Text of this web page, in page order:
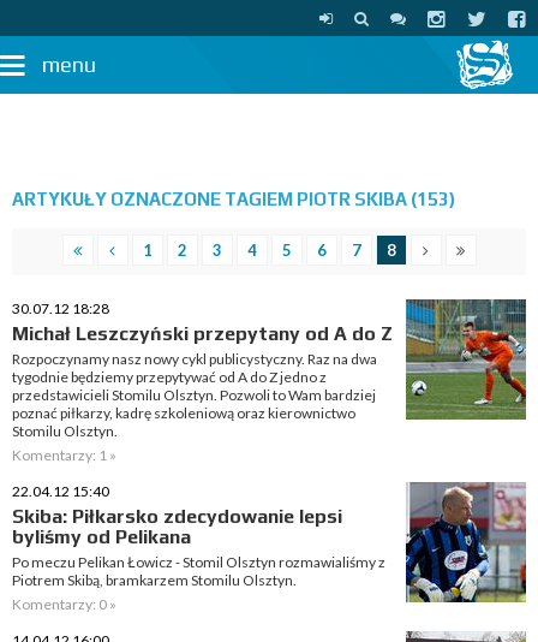
menu
ARTYKUŁY OZNACZONE TAGIEM PIOTR SKIBA (153)
1 2 3 4 5 6 7 8
30.07.12 18:28
Michał Leszczyński przepytany od A do Z
Rozpoczynamy nasz nowy cykl publicystyczny. Raz na dwa
tygodnie będziemy przepytywać od A do Z jedno z
przedstawicieli Stomilu Olsztyn. Pozwoli to Wam bardziej
poznać piłkarzy, kadrę szkoleniową oraz kierownictwo
Stomilu Olsztyn.
Komentarzy: 1 »
22.04.12 15:40
Skiba: Piłkarsko zdecydowanie lepsi
byliśmy od Pelikana
Po meczu Pelikan Łowicz - Stomil Olsztyn rozmawialiśmy z
Piotrem Skibą, bramkarzem Stomilu Olsztyn.
Komentarzy: 0 »